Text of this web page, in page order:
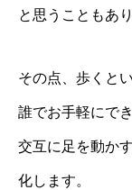
と思うこともあり
その点、歩くと
誰でお手軽にで
交互に足を動か
化します。